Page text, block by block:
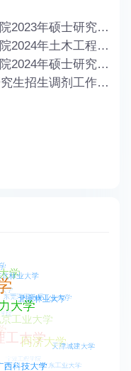
硕士研究生调剂公告
、土木工程专硕二次调剂公告
研究生招生调剂工作办法
招生调剂工作办法